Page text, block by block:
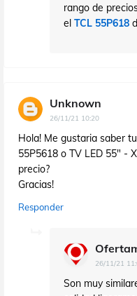
rango de
el TCL 55P618
Unknown
26/11/21 10:20
Hola! Me gustaria saber
55P5618 o TV LED 55" -
precio?
Gracias!
Responder
26/11/21
Son muy